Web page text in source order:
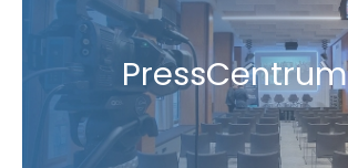
Press​Centrum